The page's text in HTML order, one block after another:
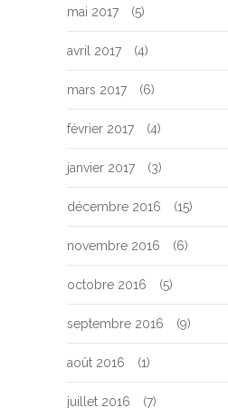
mai 2017 (5)
avril 2017 (4)
mars 2017 (6)
février 2017 (4)
janvier 2017 (3)
décembre 2016 (15)
novembre 2016 (6)
octobre 2016 (5)
septembre 2016 (9)
août 2016 (1)
juillet 2016 (7)